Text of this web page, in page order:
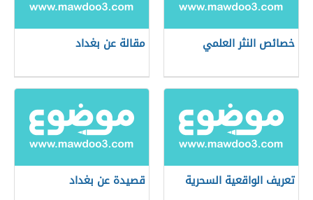
خصائص النثر العلمي مقالة عن بغداد
تعريف الواقعية السحرية قصيدة عن بغداد